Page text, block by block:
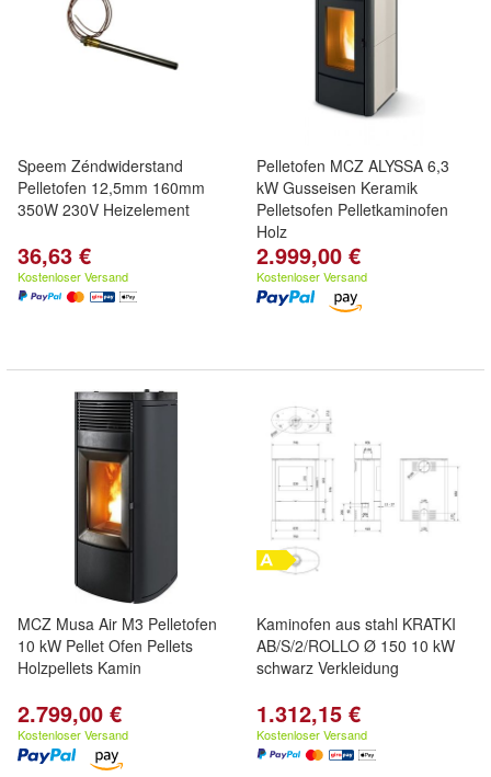
Speem Zéndwiderstand
Pelletofen 12,5mm 160mm
350W 230V Heizelement
36,63 €
Kostenloser Versand
Pelletofen MCZ ALYSSA 6,3
kW Gusseisen Keramik
Pelletsofen Pelletkaminofen
Holz
2.999,00 €
Kostenloser Versand
MCZ Musa Air M3 Pelletofen
10 kW Pellet Ofen Pellets
Holzpellets Kamin
2.799,00 €
Kostenloser Versand
Kaminofen aus stahl KRATKI
AB/S/2/ROLLO Ø 150 10 kW
schwarz Verkleidung
1.312,15 €
Kostenloser Versand